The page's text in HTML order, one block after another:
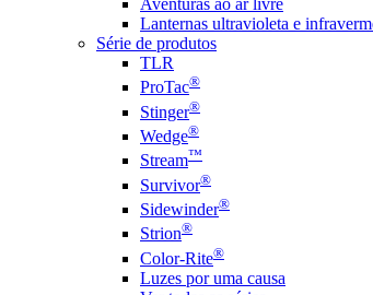
Aventuras ao ar livre
Lanternas ultravioleta e
Série de produtos
TLR
ProTac®
Stinger®
Wedge®
Stream™
Survivor®
Sidewinder®
Strion®
Color-Rite®
Luzes por uma causa